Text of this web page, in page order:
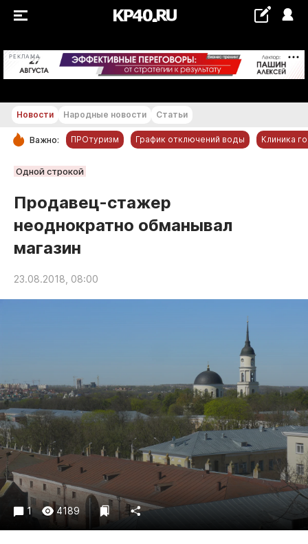
РЕКЛАМА +28 °С
РУБРИКИ
Новости компаний
Статьи
Народные новости
Авто и транспорт
Благоустройство
Образование
Общество
Погода
Праздники
Происшествия
Спорт
Экономика и бизнес
ПРОЕКТЫ
Новости Народные новости Статьи
Важно: ПРОтуризм График отключений воды Клиника
Одной строкой
Продавец-стажер
неоднократно обманывал
магазин
23.08.2018, 08:00
1 4189